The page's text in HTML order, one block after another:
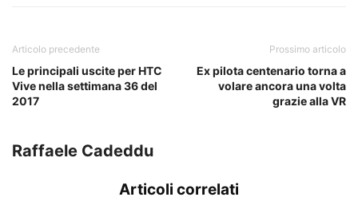
Articolo precedente
Le principali uscite per HTC
Vive nella settimana 36 del
2017
Prossimo articolo
Ex pilota centenario torna a
volare ancora una volta
grazie alla VR
Raffaele Cadeddu
Articoli correlati